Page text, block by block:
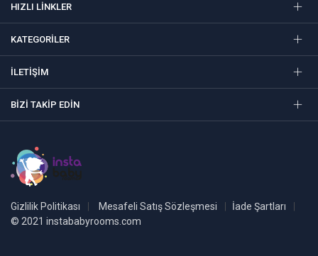
HIZLI LINKLER
KATEGORILER
İLETIŞIM
BIZI TAKIP EDIN
Gizlilik Politikası Mesafeli Satış Sözleşmesi
İade Şartları
© 2021 instababyrooms.com